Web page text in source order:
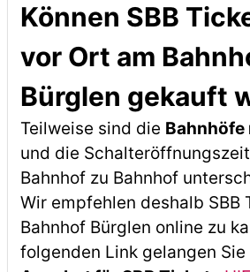
Können SBB
vor Ort am
Bürglen gekauft
Teilweise sind die
und die
Bahnhof zu Bahnhof
Wir empfehlen deshalb SBB
Bahnhof Bürglen online zu
folgenden Link gelangen Sie